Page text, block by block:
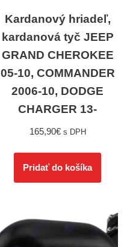
Kardanový hriadeľ,
kardanová tyč JEEP
GRAND CHEROKEE
05-10, COMMANDER
2006-10, DODGE
CHARGER 13-
165,90€ s DPH
Pridať do košíka